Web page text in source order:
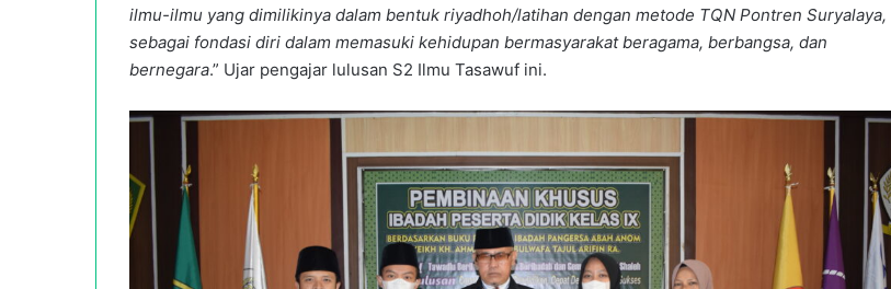
ilmu-ilmu yang dimilikinya dalam bentuk riyadhoh/latihan dengan metode TQN Pontren Suryalaya,
sebagai fondasi diri dalam memasuki kehidupan bermasyarakat beragama, berbangsa, dan
bernegara.” Ujar pengajar lulusan S2 Ilmu Tasawuf ini.